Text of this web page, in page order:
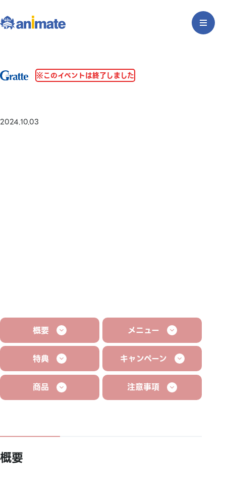
※このイベントは終了しました
2024.10.03
概要 メニュー
特典 キャンペーン
商品 注意事項
概要